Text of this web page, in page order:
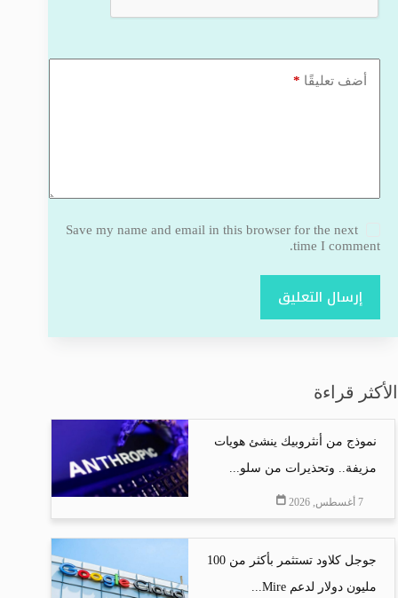
أضف تعليقًا *
Save my name and email in this browser for the next
time I comment.
إرسال التعليق
الأكثر قراءة
نموذج من أنثروبيك ينشئ هويات
مزيفة.. وتحذيرات من سلو...
7 أغسطس, 2026
جوجل كلاود تستثمر بأكثر من 100
مليون دولار لدعم Mire...